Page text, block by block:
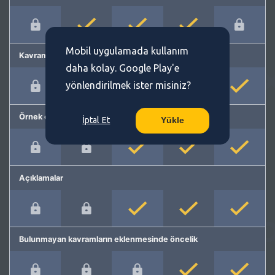
Kavram önerme
Örnek cümleler
Açıklamalar
Bulunmayan kavramların eklenmesinde öncelik
Mobil uygulamada kullanım
daha kolay. Google Play'e
yönlendirilmek ister misiniz?
İptal Et Yükle